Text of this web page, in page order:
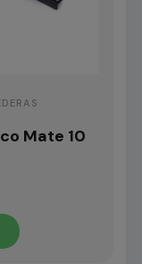
Mate 10